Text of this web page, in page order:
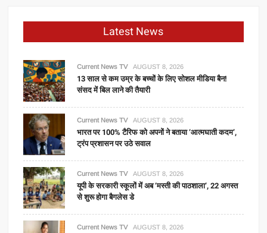
Latest News
Current News TV AUGUST 8, 2026
13 साल से कम उम्र के बच्चों के लिए सोशल मीडिया बैन!
संसद में बिल लाने की तैयारी
Current News TV AUGUST 8, 2026
भारत पर 100% टैरिफ को अपनों ने बताया ‘आत्मघाती कदम’,
ट्रंप प्रशासन पर उठे सवाल
Current News TV AUGUST 8, 2026
यूपी के सरकारी स्कूलों में अब ‘मस्ती की पाठशाला’, 22 अगस्त
से शुरू होगा बैगलेस डे
Current News TV AUGUST 8, 2026